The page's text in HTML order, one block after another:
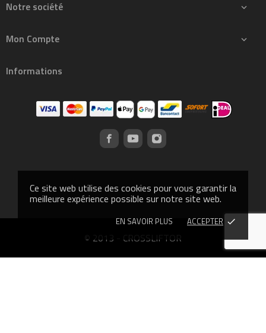
Ce site web utilise des cookies pour vous garantir la
meilleure expérience possible sur notre site web.
EN SAVOIR PLUS ACCEPTER done
Notre société 
Mon Compte 
Informations
© 2013 - CROSSLIFTOR